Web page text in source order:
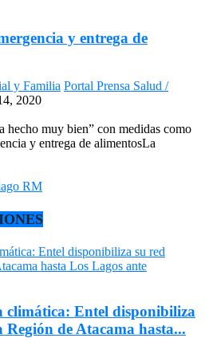
y entrega de
y Familia Portal Prensa Salud /
2020
hecho muy bien” con medidas como
y entrega de alimentosLa
climática: Entel disponibiliza
Región de Atacama hasta...